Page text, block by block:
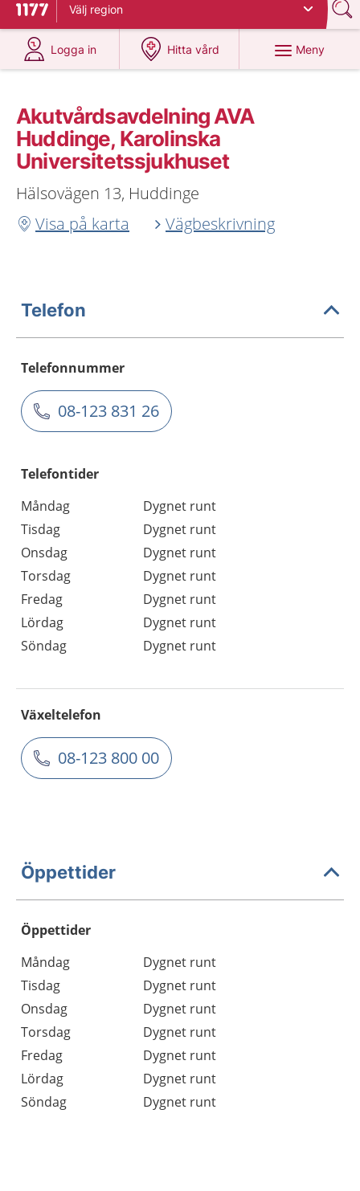
Till startsidan för 1177
Välj region
Logga in
på 1177.se
Hitta vård
på 1177.se
Meny
Akutvårdsavdelning AVA
Huddinge, Karolinska
Universitetssjukhuset
Hälsovägen 13, Huddinge
Visa på karta
Vägbeskrivning
Telefon
Telefonnummer
08-123 831 26
Telefontider
Måndag
Dygnet runt
Tisdag
Dygnet runt
Onsdag
Dygnet runt
Torsdag
Dygnet runt
Fredag
Dygnet runt
Lördag
Dygnet runt
Söndag
Dygnet runt
Växeltelefon
08-123 800 00
Öppettider
Öppettider
Dag
Öppettider
Kommentarer
Måndag
Dygnet runt
Tisdag
Dygnet runt
Onsdag
Dygnet runt
Torsdag
Dygnet runt
Fredag
Dygnet runt
Lördag
Dygnet runt
Söndag
Dygnet runt